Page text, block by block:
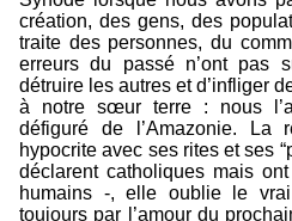
création, des gens, des
traite des personnes, du
erreurs du passé n’ont pas
détruire les autres et d’infliger
à notre sœur terre : nous
défiguré de l’Amazonie. La
hypocrite avec ses rites et ses
déclarent catholiques mais
humains -, elle oublie le
toujours par l’amour du